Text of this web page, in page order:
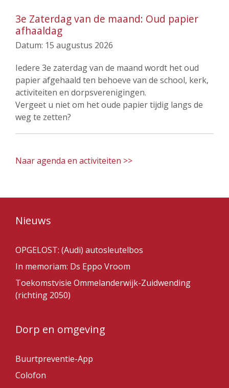
3e Zaterdag van de maand: Oud papier
afhaaldag
Datum: 15 augustus 2026
Iedere 3e zaterdag van de maand wordt het oud
papier afgehaald ten behoeve van de school, kerk,
activiteiten en dorpsverenigingen.
Vergeet u niet om het oude papier tijdig langs de
weg te zetten?
Naar agenda en activiteiten >>
Nieuws
OPGELOST: (Audi) autosleutelbos
In memoriam: Ds Eppo Vroom
Toekomstvisie Ommelanderwijk-Zuidwending
(richting 2050)
Dorp en omgeving
Buurtpreventie-App
Colofon